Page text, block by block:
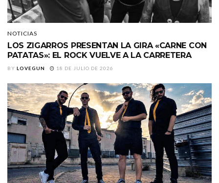
NOTICIAS
LOS ZIGARROS PRESENTAN LA GIRA «CARNE CON
PATATAS»: EL ROCK VUELVE A LA CARRETERA
BY LOVEGUN 18 DE JULIO DE 2026